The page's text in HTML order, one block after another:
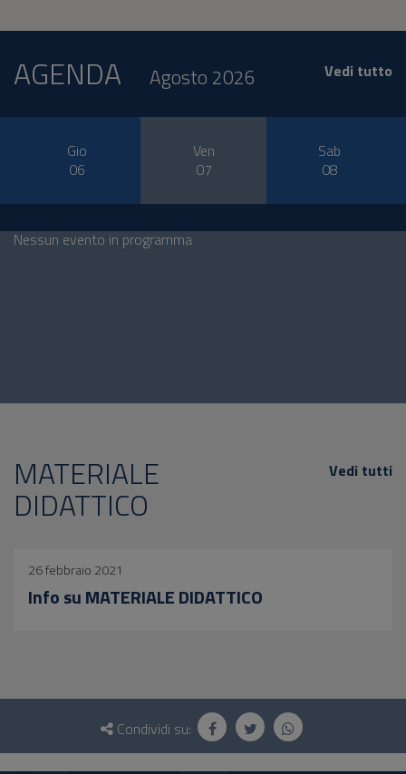
AGENDA Agosto 2026 Vedi tutto
Gio
06
Ven
07
Sab
08
Nessun evento in programma
MATERIALE
DIDATTICO
Vedi tutti
26 febbraio 2021
Info su MATERIALE DIDATTICO
Questionario
social
Condividi su: